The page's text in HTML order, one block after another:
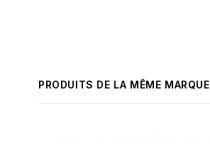
PRODUITS DE LA MÊME MARQUE